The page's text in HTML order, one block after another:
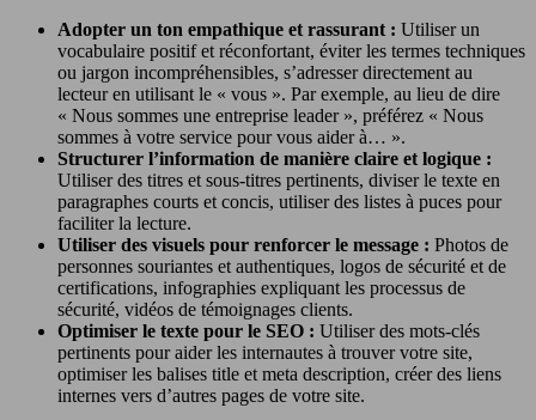
Adopter un ton empathique et rassurant : Utiliser un
vocabulaire positif et réconfortant, éviter les termes techniques
ou jargon incompréhensibles, s’adresser directement au
lecteur en utilisant le « vous ». Par exemple, au lieu de dire
« Nous sommes une entreprise leader », préférez « Nous
sommes à votre service pour vous aider à… ».
Structurer l’information de manière claire et logique :
Utiliser des titres et sous-titres pertinents, diviser le texte en
paragraphes courts et concis, utiliser des listes à puces pour
faciliter la lecture.
Utiliser des visuels pour renforcer le message : Photos de
personnes souriantes et authentiques, logos de sécurité et de
certifications, infographies expliquant les processus de
sécurité, vidéos de témoignages clients.
Optimiser le texte pour le SEO : Utiliser des mots-clés
pertinents pour aider les internautes à trouver votre site,
optimiser les balises title et meta description, créer des liens
internes vers d’autres pages de votre site.